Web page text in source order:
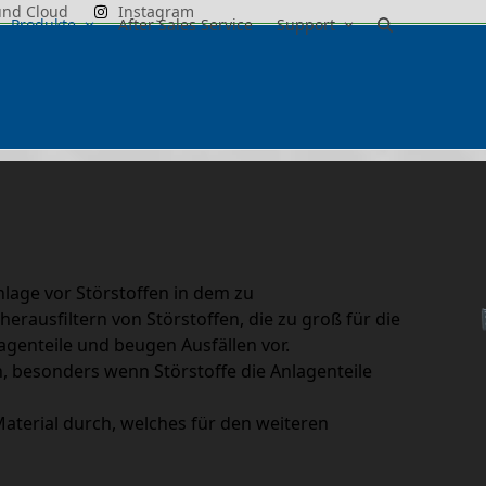
Cloud Instagram
Produkte After Sales Service Support
vor Störstoffen in dem zu
von Störstoffen, die zu groß für die
und beugen Ausfällen vor.
besonders wenn Störstoffe die Anlagenteile
durch, welches für den weiteren